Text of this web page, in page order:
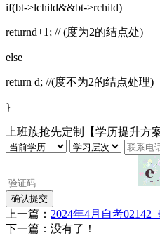
if(bt->lchild&&bt->rchild)
returnd+1; // (度为2的结点处)
else
return d; //(度不为2的结点处理)
}
上班族抢先定制【学历提升方案
确认提交
上一篇： 2024年4月自考02142
下一篇：没有了！